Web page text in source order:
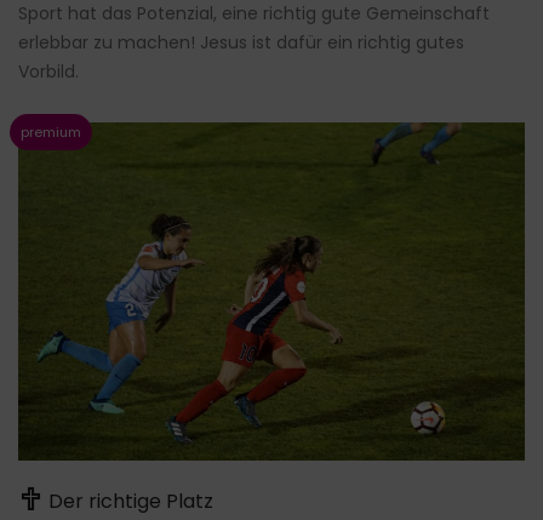
Sport hat das Potenzial, eine richtig gute Gemeinschaft
erlebbar zu machen! Jesus ist dafür ein richtig gutes
Vorbild.
Der richtige Platz